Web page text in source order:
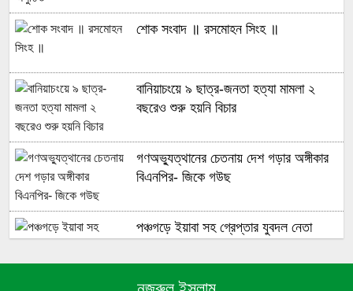
শোক সংবাদ ॥ রসমোহন সিংহ ॥
বানিয়াচংয়ে ৯ ছাত্র-জনতা হত্যা মামলা ২
বছরেও শুরু হয়নি বিচার
গণঅভ্যুত্থানের চেতনায় দেশ গড়ার অঙ্গীকার
বিএনপির- জিকে গউছ
পঞ্চগড়ে ইয়াবা সহ গ্রেপ্তার যুবদল নেতা
পঞ্চগড়ে এক শিক্ষককে গাছে বেঁধে মধ্যযুগীয়